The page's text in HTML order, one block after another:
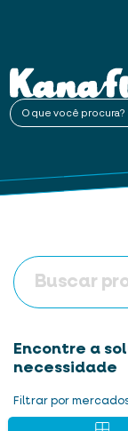
O que você procura?
Encontre a
necessidade
Filtrar por